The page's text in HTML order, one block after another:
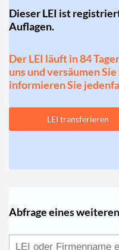
Dieser LEI ist
Auflagen.
Der LEI läuft in 84
uns und versäumen
informieren Sie
LEI transferieren
Abfrage eines